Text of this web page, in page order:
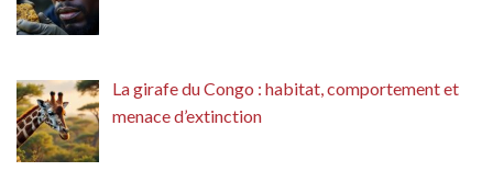
La girafe du Congo : habitat, comportement et
menace d’extinction